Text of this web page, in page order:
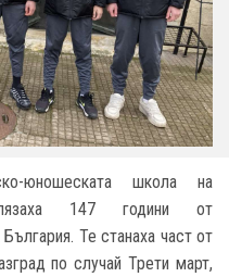
юношеската школа на
147 години от
Те станаха част от
по случай Трети март,